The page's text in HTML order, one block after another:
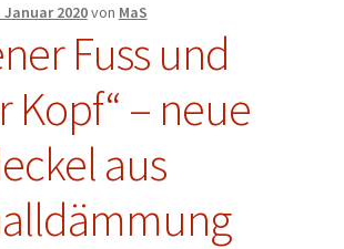
Januar 2020von MaS
Fuss und
Kopf“ – neue
aus